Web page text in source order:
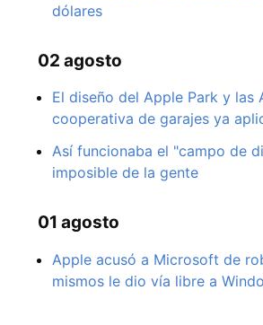
dólares
02 agosto
El diseño del Apple Park y las
cooperativa de garajes ya
Así funcionaba el "campo de
imposible de la gente
01 agosto
Apple acusó a Microsoft de
mismos le dio vía libre a